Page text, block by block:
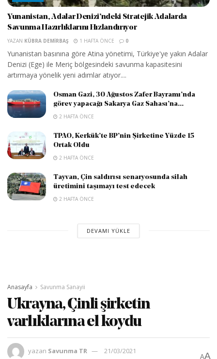
Yunanistan, Adalar Denizi’ndeki Stratejik Adalarda
Savunma Hazırlıklarını Hızlandırıyor
YAZAN KÜBRA DEMIRBAŞ 1 HAFTA ÖNCE 0
Yunanistan basınına göre Atina yönetimi, Türkiye'ye yakın Adalar
Denizi (Ege) ile Meriç bölgesindeki savunma kapasitesini
artırmaya yönelik yeni adımlar atıyor....
Osman Gazi, 30 Ağustos Zafer Bayramı’nda
görev yapacağı Sakarya Gaz Sahası’na...
2 HAFTA ÖNCE
TPAO, Kerkük’te BP’nin Şirketine Yüzde 15
Ortak Oldu
2 HAFTA ÖNCE
Tayvan, Çin saldırısı senaryosunda silah
üretimini taşımayı test edecek
2 HAFTA ÖNCE
DEVAMI YÜKLE
Anasayfa Savunma Sanayii
Ukrayna, Çinli şirketin
varlıklarına el koydu
yazan Savunma TR 21/03/2021
AA